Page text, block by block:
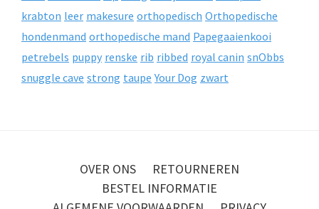
krabton leer makesure orthopedisch Orthopedische
hondenmand orthopedische mand Papegaaienkooi
petrebels puppy renske rib ribbed royal canin snObbs
snuggle cave strong taupe Your Dog zwart
OVER ONS
RETOURNEREN
BESTEL INFORMATIE